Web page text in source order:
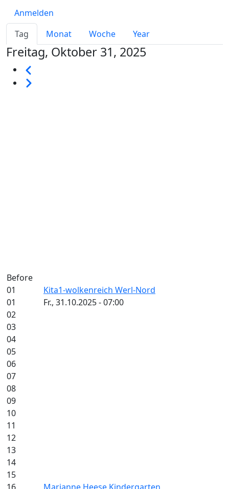
Primary tabs
Tag Monat Woche Year
Freitag, Oktober 31, 2025
Seitennummerierung
Weiter
Before
01
01
02
03
04
05
06
07
08
09
10
11
12
13
14
15
Kita1-wolkenreich Werl-Nord
Fr., 31.10.2025 - 07:00
Anmelden